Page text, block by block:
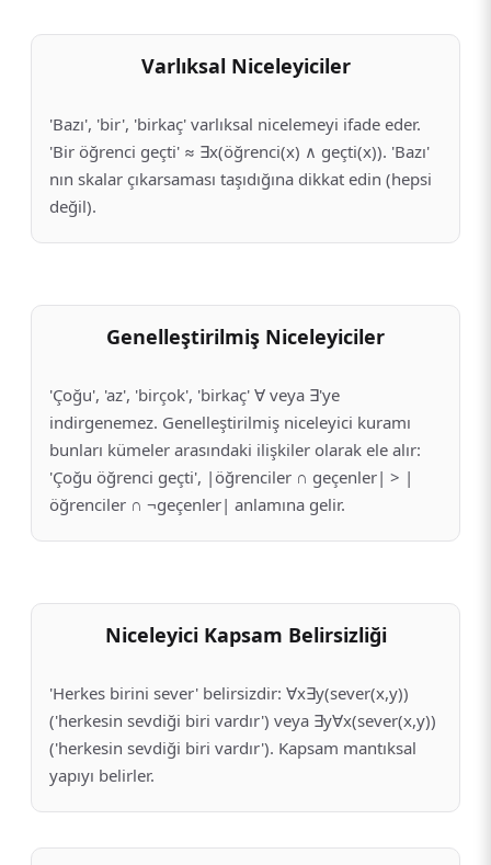
Varlıksal Niceleyiciler
'Bazı', 'bir', 'birkaç' varlıksal nicelemeyi ifade eder.
'Bir öğrenci geçti' ≈ ∃x(öğrenci(x) ∧ geçti(x)). 'Bazı'
nın skalar çıkarsaması taşıdığına dikkat edin (hepsi
değil).
Genelleştirilmiş Niceleyiciler
'Çoğu', 'az', 'birçok', 'birkaç' ∀ veya ∃'ye
indirgenemez. Genelleştirilmiş niceleyici kuramı
bunları kümeler arasındaki ilişkiler olarak ele alır:
'Çoğu öğrenci geçti', |öğrenciler ∩ geçenler| > |
öğrenciler ∩ ¬geçenler| anlamına gelir.
Niceleyici Kapsam Belirsizliği
'Herkes birini sever' belirsizdir: ∀x∃y(sever(x,y))
('herkesin sevdiği biri vardır') veya ∃y∀x(sever(x,y))
('herkesin sevdiği biri vardır'). Kapsam mantıksal
yapıyı belirler.